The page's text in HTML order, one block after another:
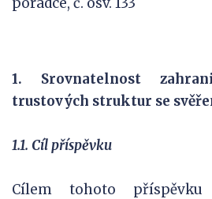
1. Srovnatelnost
trustových struktur se
1.1. Cíl příspěvku
Cílem tohoto